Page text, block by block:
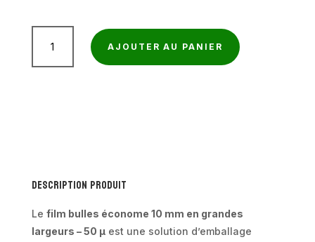
largeurs
50
µ
AJOUTER AU PANIER
Description produit
Le film bulles économe 10 mm en grandes
largeurs – 50 µest une solution d’emballage